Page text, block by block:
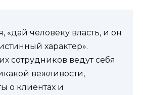
«дай человеку власть, и он
характер».
сотрудников ведут себя
вежливости,
о клиентах и